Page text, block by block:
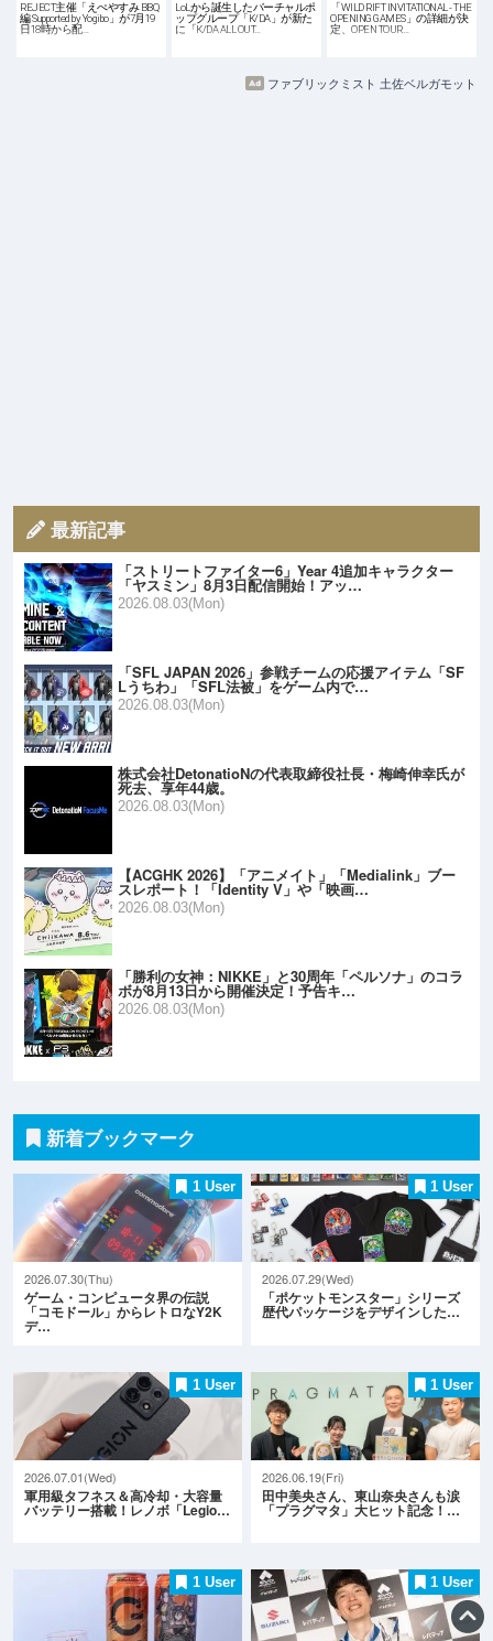
REJECT主催「えぺやすみ BBQ
編 Supported by Yogibo」が7月19
日18時から配…
LoLから誕生したバーチャルポ
ップグループ「K/DA」が新た
に「K/DA ALL OUT…
「WILD RIFT INVITATIONAL - THE
OPENING GAMES」の詳細が決
定、OPEN TOUR…
ファブリックミスト 土佐ベルガモット
最新記事
「ストリートファイター6」Year 4追加キャラクター
「ヤスミン」8月3日配信開始！アッ…
2026.08.03(Mon)
「SFL JAPAN 2026」参戦チームの応援アイテム「SF
Lうちわ」「SFL法被」をゲーム内で…
2026.08.03(Mon)
株式会社DetonatioNの代表取締役社長・梅崎伸幸氏が
死去、享年44歳。
2026.08.03(Mon)
【ACGHK 2026】「アニメイト」「Medialink」ブー
スレポート！「Identity V」や「映画…
2026.08.03(Mon)
「勝利の女神：NIKKE」と30周年「ペルソナ」のコラ
ボが8月13日から開催決定！予告キ…
2026.08.03(Mon)
新着ブックマーク
1 User
2026.07.30(Thu)
ゲーム・コンピュータ界の伝説
「コモドール」からレトロなY2K
デ…
1 User
2026.07.29(Wed)
「ポケットモンスター」シリーズ
歴代パッケージをデザインした…
1 User
2026.07.01(Wed)
軍用級タフネス＆高冷却・大容量
バッテリー搭載！レノボ「Legio…
1 User
2026.06.19(Fri)
田中美央さん、東山奈央さんも涙
「プラグマタ」大ヒット記念！…
1 User 1 User